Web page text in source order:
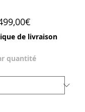
de livraison
quantité